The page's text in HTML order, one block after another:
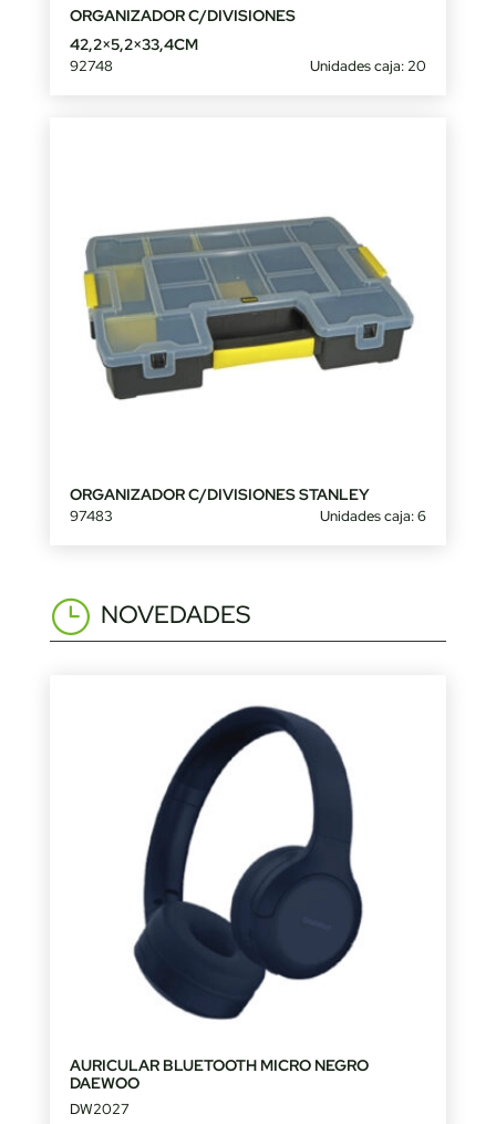
ORGANIZADOR C/DIVISIONES
42,2×5,2×33,4CM
92748 Unidades caja: 20
ORGANIZADOR C/DIVISIONES STANLEY
97483 Unidades caja: 6
NOVEDADES
AURICULAR BLUETOOTH MICRO NEGRO
DAEWOO
DW2027